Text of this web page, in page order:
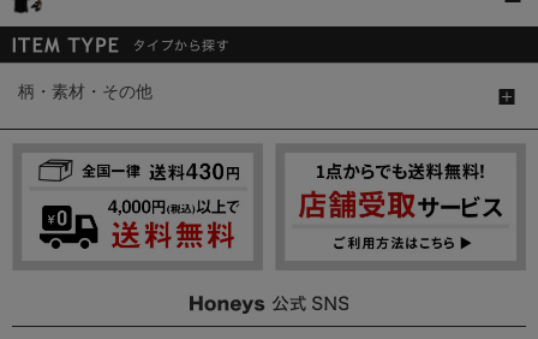
柄・素材・その他